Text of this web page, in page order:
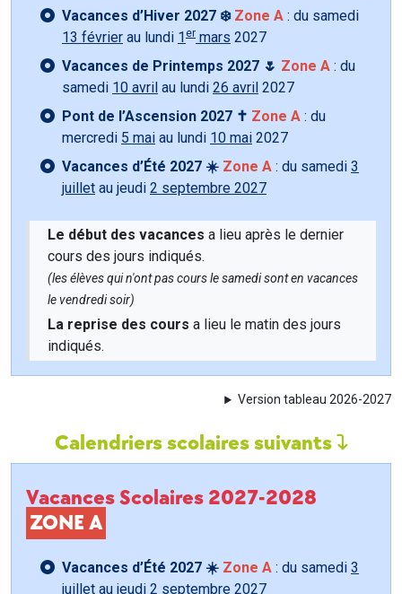
Vacances d’Hiver 2027 ❄️ Zone A : du samedi
13 février au lundi 1 er mars 2027
Vacances de Printemps 2027 🌷 Zone A : du
samedi 10 avril au lundi 26 avril 2027
Pont de l’Ascension 2027 ✝️ Zone A : du
mercredi 5 mai au lundi 10 mai 2027
Vacances d’Été 2027 ☀️ Zone A : du samedi 3
juillet au jeudi 2 septembre 2027
Le début des vacances a lieu après le dernier
cours des jours indiqués.
(les élèves qui n'ont pas cours le samedi sont en vacances
le vendredi soir)
La reprise des cours a lieu le matin des jours
indiqués.
Version tableau 2026-2027
Calendriers scolaires suivants
Vacances Scolaires 2027-2028
ZONE A
Vacances d’Été 2027 ☀️ Zone A : du samedi 3
juillet au jeudi 2 septembre 2027